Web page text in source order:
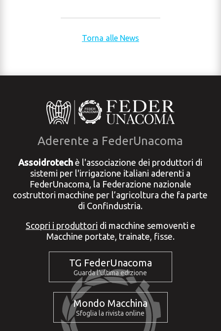
Torna alle News
Aderente a FederUnacoma
Assoidrotech è l'associazione dei produttori di
sistemi per l'irrigazione italiani aderenti a
FederUnacoma, la Federazione nazionale
costruttori macchine per l’agricoltura che fa parte
di Confindustria.
Scopri i produttori di macchine semoventi e
Macchine portate, trainate, fisse.
TG FederUnacoma
Guarda l'ultima edizione
Mondo Macchina
Sfoglia la rivista online